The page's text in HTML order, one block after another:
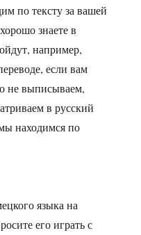
по тексту за вашей
знаете в
например,
если вам
не выписываем,
в русский
находимся по
языка на
его играть с